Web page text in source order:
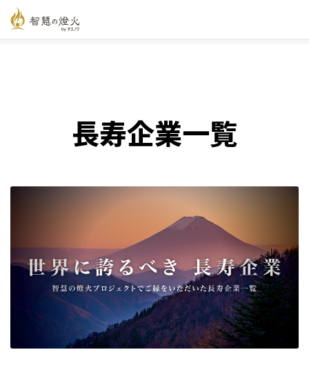
智慧の燈火オンライン
長寿企業一覧